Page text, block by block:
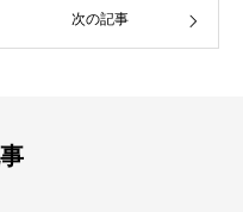
次の記事